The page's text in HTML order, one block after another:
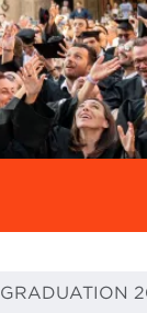
GRADUATION